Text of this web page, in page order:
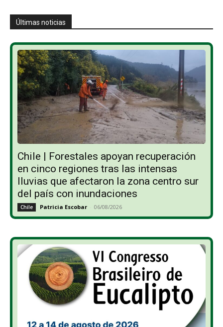
Últimas noticias
Chile | Forestales apoyan recuperación
en cinco regiones tras las intensas
lluvias que afectaron la zona centro sur
del país con inundaciones
Chile Patricia Escobar - 06/08/2026